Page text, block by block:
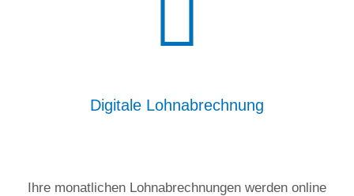
Digitale Lohnabrechnung
Ihre monatlichen Lohnabrechnungen werden online